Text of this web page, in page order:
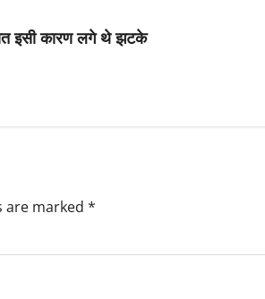
इसी कारण लगे थे झटके
are marked *